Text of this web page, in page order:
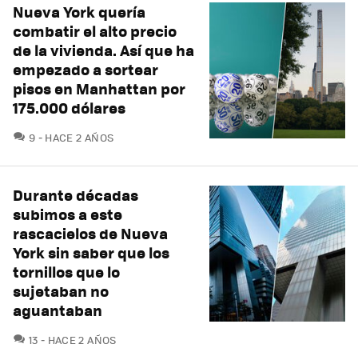
Nueva York quería
combatir el alto precio
de la vivienda. Así que ha
empezado a sortear
pisos en Manhattan por
175.000 dólares
9 COMENTARIOS
HACE 2 AÑOS
Durante décadas
subimos a este
rascacielos de Nueva
York sin saber que los
tornillos que lo
sujetaban no
aguantaban
13 COMENTARIOS
HACE 2 AÑOS